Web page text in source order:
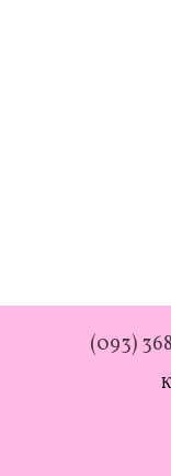
(093)